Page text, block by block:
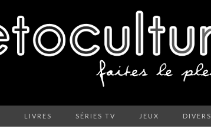
LIVRES SÉRIES TV JEUX DIVERS